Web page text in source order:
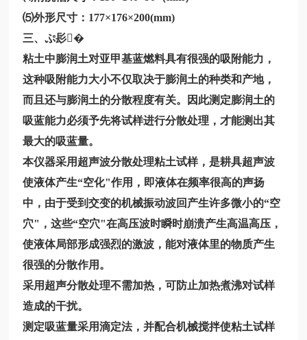
⑸外形尺寸：177×176×200(mm)
三、ぷ髟�
粘土中膨润土对亚甲基蓝燃料具有很强的吸附能力，
这种吸附能力大小不仅取决于膨润土的种类和产地，
而且还与膨润土的分散程度有关。因此测定膨润土的
吸蓝能力必须予先将试样进行分散处理，才能测出其
最大的吸蓝量。
本仪器采用超声波分散处理粘土试样，是耕具超声波
使液体产生“空化"作用，即液体在频率很高的声扬
中，由于受到交变的机械振动波回产生许多微小的“空
穴"，这些“空穴"在高压波时瞬时崩溃产生高温高压，
使液体局部形成强烈的激波，能对液体里的物质产生
很强的分散作用。
采用超声分散处理不需加热，可防止加热煮沸对试样
造成的干扰。
测定吸蓝量采用滴定法，并配合机械搅拌使粘土试样